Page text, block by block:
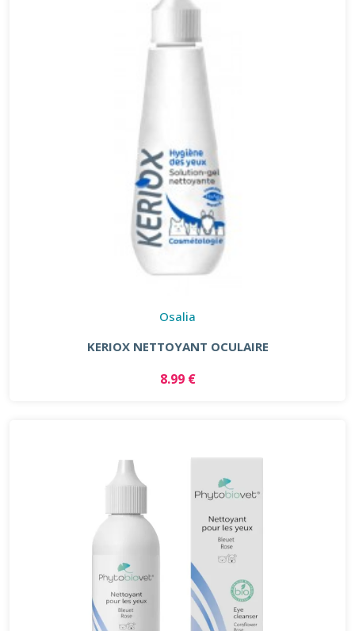
Osalia
KERIOX NETTOYANT OCULAIRE
8.99 €